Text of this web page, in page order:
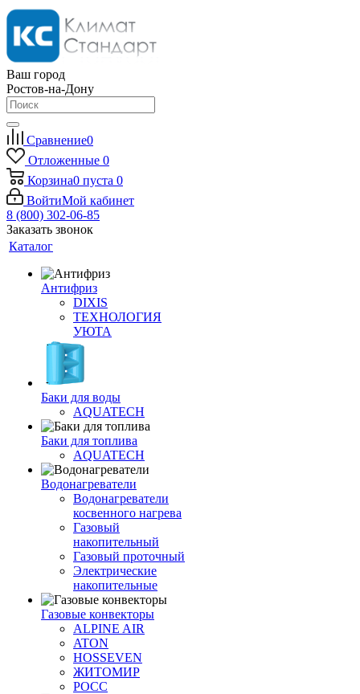
Ваш город
Ростов-на-Дону
Сравнение0
Отложенные 0
Корзина0 пуста 0
ВойтиМой кабинет
8 (800) 302-06-85
Заказать звонок
Каталог
Антифриз
DIXIS
ТЕХНОЛОГИЯ
УЮТА
Баки для воды
AQUATECH
Баки для топлива
AQUATECH
Водонагреватели
Водонагреватели
косвенного нагрева
Газовый
накопительный
Газовый проточный
Электрические
накопительные
Газовые конвекторы
ALPINE AIR
ATON
HOSSEVEN
ЖИТОМИР
РОСС